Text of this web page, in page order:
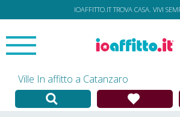
IOAFFITTO.IT TROVA CASA. VIVI
Ville In affitto a Catanzaro